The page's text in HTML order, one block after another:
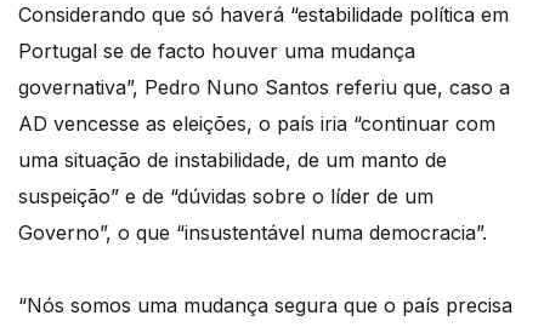
Considerando que só haverá “estabilidade política em
Portugal se de facto houver uma mudança
governativa”, Pedro Nuno Santos referiu que, caso a
AD vencesse as eleições, o país iria “continuar com
uma situação de instabilidade, de um manto de
suspeição” e de “dúvidas sobre o líder de um
Governo”, o que “insustentável numa democracia”.
“Nós somos uma mudança segura que o país precisa